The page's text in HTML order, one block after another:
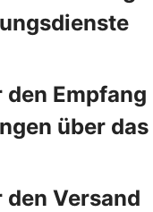
Empfang
über das
Versand